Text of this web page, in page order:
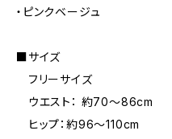
・ピンクベージュ
■サイズ
フリーサイズ
ウエスト： 約70～86cm
ヒップ：約96～110cm